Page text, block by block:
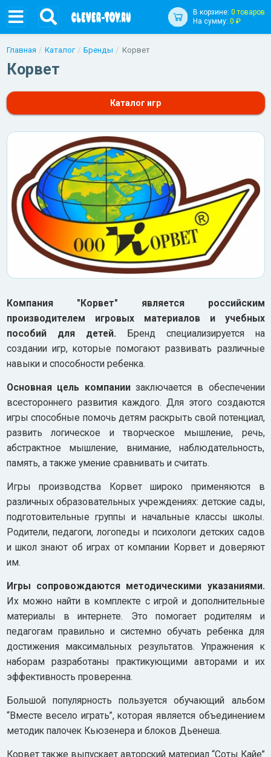
В корзине: 0 товаров
На сумму: 0 ₽
Главная Каталог Бренды Корвет
Корвет
Каталог игр
Компания "Корвет" является российским
производителем игровых материалов и учебных
пособий для детей. Бренд специализируется на
создании игр, которые помогают развивать различные
навыки и способности ребенка.
Основная цель компаниизаключается в обеспечении
всестороннего развития каждого. Для этого создаются
игры способные помочь детям раскрыть свой потенциал,
развить логическое и творческое мышление, речь,
абстрактное мышление, внимание, наблюдательность,
память, а также умение сравнивать и считать.
Игры производства Корвет широко применяются в
различных образовательных учреждениях: детские сады,
подготовительные группы и начальные классы школы.
Родители, педагоги, логопеды и психологи детских садов
и школ знают об играх от компании Корвет и доверяют
им.
Игры сопровождаются методическими указаниями.
Их можно найти в комплекте с игрой и дополнительные
материалы в интернете. Это помогает родителям и
педагогам правильно и системно обучать ребенка для
достижения максимальных результатов. Упражнения к
наборам разработаны практикующими авторами и их
эффективность проверенна.
Большой популярность пользуется обучающий альбом
“Вместе весело играть”, которая является объединением
методик палочек Кьюзенера и блоков Дьенеша.
Корвет также выпускает авторский материал “Соты Кайе”